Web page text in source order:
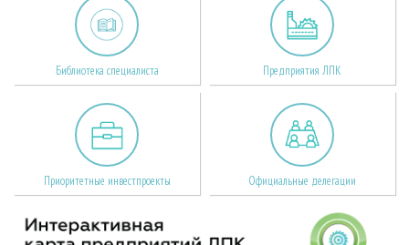
Библиотека специалиста Предприятия ЛПК
Приоритетные инвестпроекты Официальные делегации